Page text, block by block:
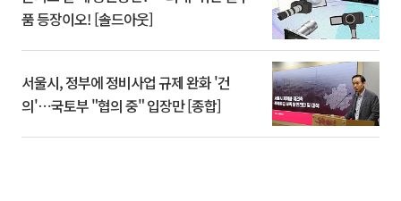
품 등장이오! [솔드아웃]
서울시, 정부에 정비사업 규제 완화 '건
의'⋯국토부 "협의 중" 입장만 [종합]